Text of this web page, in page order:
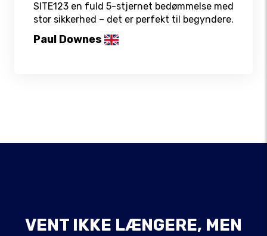
SITE123 en fuld 5-stjernet bedømmelse med
stor sikkerhed – det er perfekt til begyndere.
Paul Downes
VENT IKKE LÆNGERE, MEN